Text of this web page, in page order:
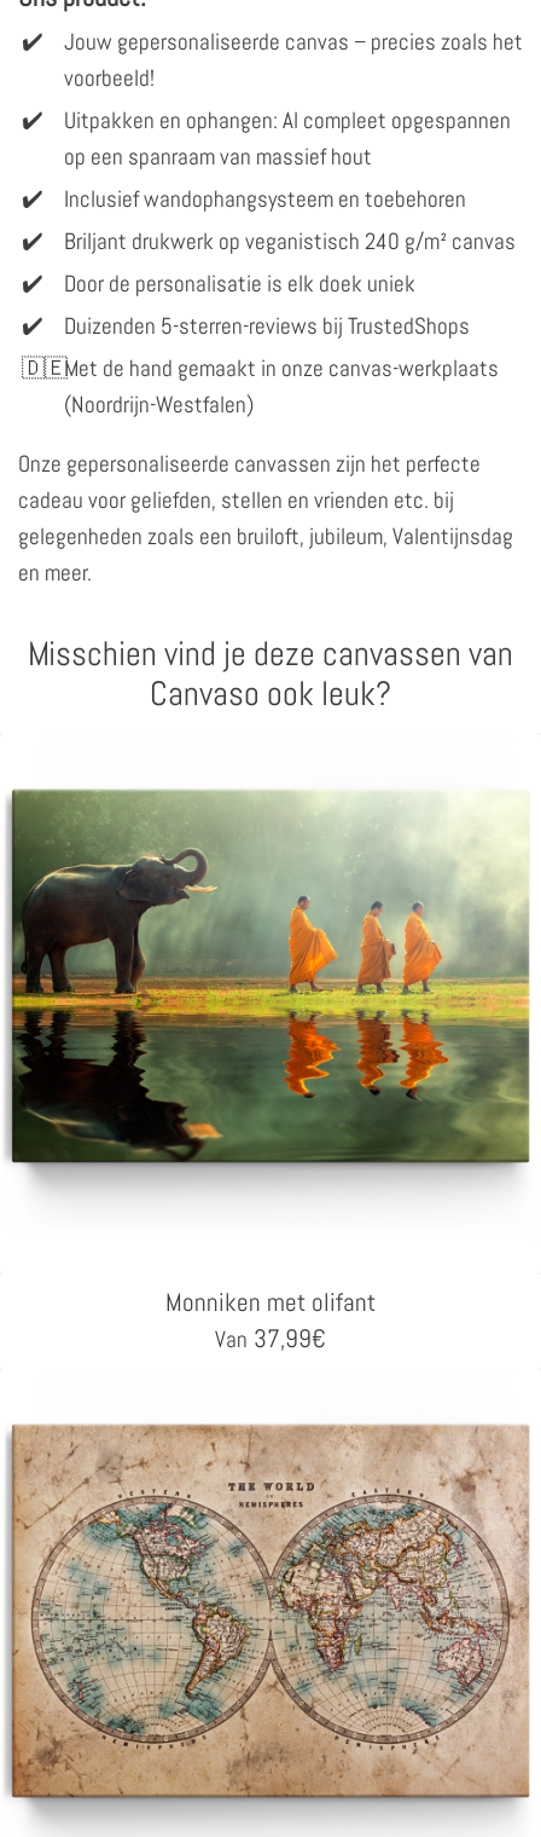
Jouw gepersonaliseerde canvas – precies zoals het
voorbeeld!
Uitpakken en ophangen: Al compleet opgespannen
op een spanraam van massief hout
Inclusief wandophangsysteem en toebehoren
Briljant drukwerk op veganistisch 240 g/m² canvas
Door de personalisatie is elk doek uniek
Duizenden 5-sterren-reviews bij TrustedShops
Met de hand gemaakt in onze canvas-werkplaats
(Noordrijn-Westfalen)
Onze gepersonaliseerde canvassen zijn het perfecte
cadeau voor geliefden, stellen en vrienden etc. bij
gelegenheden zoals een bruiloft, jubileum, Valentijnsdag
en meer.
Misschien vind je deze canvassen van
Canvaso ook leuk?
Monniken met olifant
Van 37,99€